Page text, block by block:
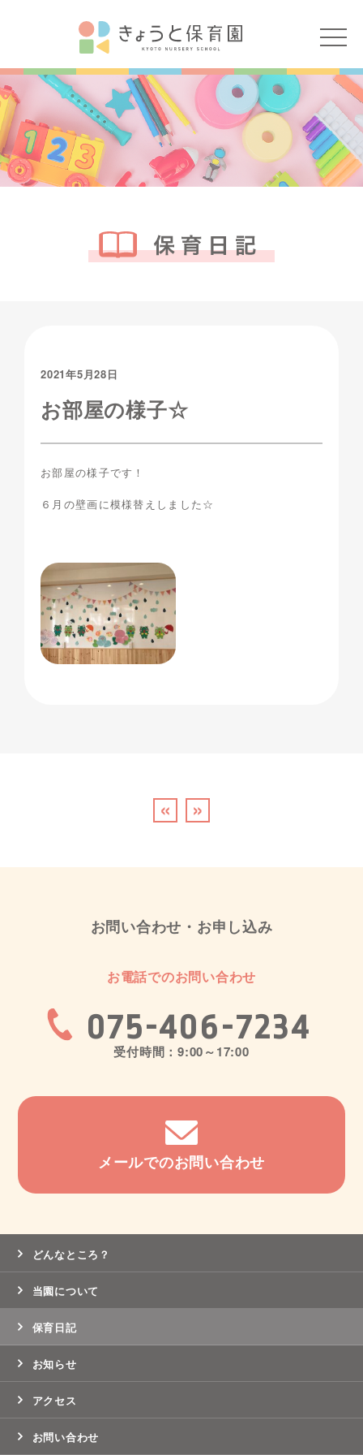
2021年5月28日
お部屋の様子☆
お部屋の様子です！
６月の壁画に模様替えしました☆
« »
お問い合わせ・お申し込み
お電話でのお問い合わせ
075-406-7234
受付時間：9:00～17:00
メールでのお問い合わせ
どんなところ？
当園について
保育日記
お知らせ
アクセス
お問い合わせ